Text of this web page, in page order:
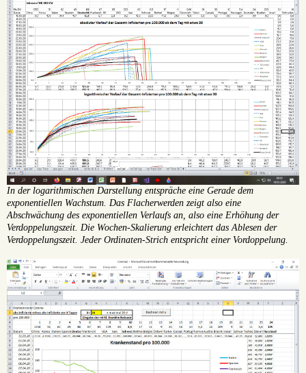
In der logarithmischen Darstellung entspräche eine Gerade dem
exponentiellen Wachstum. Das Flacherwerden zeigt also eine
Abschwächung des exponentiellen Verlaufs an, also eine Erhöhung der
Verdoppelungszeit. Die Wochen-Skalierung erleichtert das Ablesen der
Verdoppelungszeit. Jeder Ordinaten-Strich entspricht einer Vordoppelung.